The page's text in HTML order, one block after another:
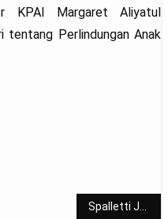
KPAI Margaret Aliyatul
tentang Perlindungan Anak
Spalletti Jadi Kandidat Pelatih Timnas Italia, FIGC Siap Nego dengan Napoli